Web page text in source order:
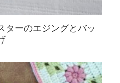
ターのエジングとバッ